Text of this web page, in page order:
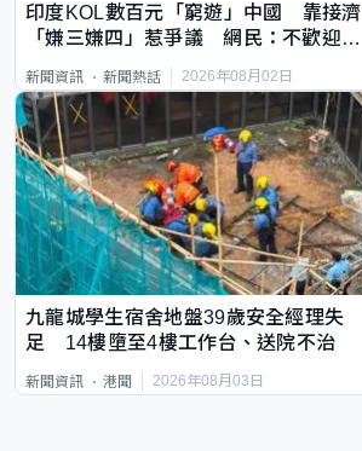
印度KOL數百元「窮遊」中國 靠接濟
「嫌三嫌四」惹爭議 網民：不歡迎劣
新聞資訊 新聞熱話 2026年08月02日
九龍城學生宿舍地盤39歲安全經理失
足 14樓墮至4樓工作台、送院不治
新聞資訊 港聞 2026年08月03日